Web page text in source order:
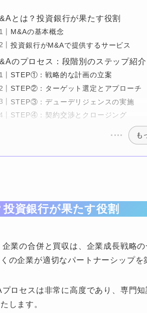
とは？投資銀行が果たす役割
M&Aの基本概念
投資銀行がM&Aで提供するサービス
のプロセス：段階別のステップ紹介
STEP①：戦略的な計画の立案
STEP②：ターゲット選定とアプローチ
STEP③：デューデリジェンスの実施
STEP④：契約交渉とクロージング
も
資銀行が果たす役割
企業の合併と買収は、企業成長戦略
の企業が適切なパートナーシップを
プロセスは非常に高度であり、専門
します。